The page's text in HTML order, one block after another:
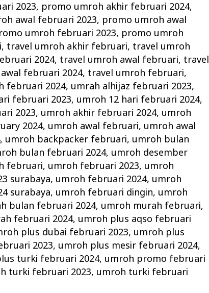
2023, promo umroh akhir februari 2024,
awal februari 2023, promo umroh awal
umroh februari 2023, promo umroh
, travel umroh akhir februari, travel umroh
2024, travel umroh awal februari, travel
februari 2024, travel umroh februari,
februari 2024, umrah alhijaz februari 2023,
februari 2023, umroh 12 hari februari 2024,
2023, umroh akhir februari 2024, umroh
2024, umroh awal februari, umroh awal
, umroh backpacker februari, umroh bulan
bulan februari 2024, umroh desember
februari, umroh februari 2023, umroh
surabaya, umroh februari 2024, umroh
surabaya, umroh februari dingin, umroh
bulan februari 2024, umroh murah februari,
februari 2024, umroh plus aqso februari
plus dubai februari 2023, umroh plus
2023, umroh plus mesir februari 2024,
turki februari 2024, umroh promo februari
turki februari 2023, umroh turki februari